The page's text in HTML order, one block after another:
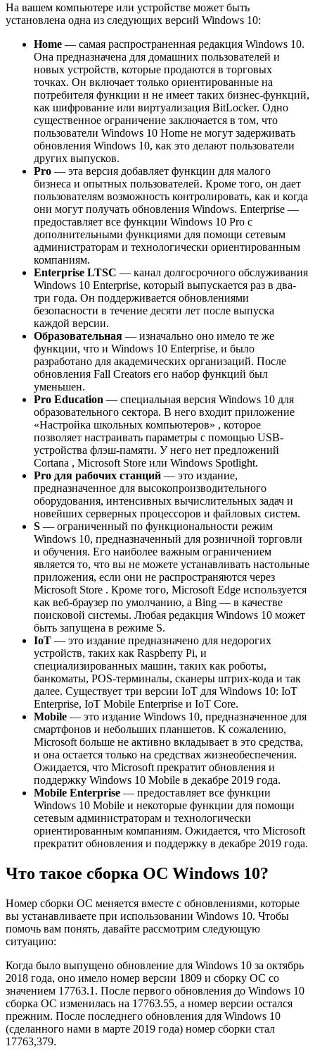
На вашем компьютере или устройстве может быть
установлена ​​одна из следующих версий Windows 10:
Home — самая распространенная редакция Windows 10.
Она предназначена для домашних пользователей и
новых устройств, которые продаются в торговых
точках. Он включает только ориентированные на
потребителя функции и не имеет таких бизнес-функций,
как шифрование или виртуализация BitLocker. Одно
существенное ограничение заключается в том, что
пользователи Windows 10 Home не могут задерживать
обновления Windows 10, как это делают пользователи
других выпусков.
Pro — эта версия добавляет функции для малого
бизнеса и опытных пользователей. Кроме того, он дает
пользователям возможность контролировать, как и когда
они могут получать обновления Windows. Enterprise —
предоставляет все функции Windows 10 Pro с
дополнительными функциями для помощи сетевым
администраторам и технологически ориентированным
компаниям.
Enterprise LTSC — канал долгосрочного обслуживания
Windows 10 Enterprise, который выпускается раз в два-
три года. Он поддерживается обновлениями
безопасности в течение десяти лет после выпуска
каждой версии.
Образовательная — изначально оно имело те же
функции, что и Windows 10 Enterprise, и было
разработано для академических организаций. После
обновления Fall Creators его набор функций был
уменьшен.
Pro Education — специальная версия Windows 10 для
образовательного сектора. В него входит приложение
«Настройка школьных компьютеров» , которое
позволяет настраивать параметры с помощью USB-
устройства флэш-памяти. У него нет предложений
Cortana , Microsoft Store или Windows Spotlight.
Pro для рабочих станций — это издание,
предназначенное для высокопроизводительного
оборудования, интенсивных вычислительных задач и
новейших серверных процессоров и файловых систем.
S — ограниченный по функциональности режим
Windows 10, предназначенный для розничной торговли
и обучения. Его наиболее важным ограничением
является то, что вы не можете устанавливать настольные
приложения, если они не распространяются через
Microsoft Store . Кроме того, Microsoft Edge используется
как веб-браузер по умолчанию, а Bing — в качестве
поисковой системы. Любая редакция Windows 10 может
быть запущена в режиме S.
IoT — это издание предназначено для недорогих
устройств, таких как Raspberry Pi, и
специализированных машин, таких как роботы,
банкоматы, POS-терминалы, сканеры штрих-кода и так
далее. Существует три версии IoT для Windows 10: IoT
Enterprise, IoT Mobile Enterprise и IoT Core.
Mobile — это издание Windows 10, предназначенное для
смартфонов и небольших планшетов. К сожалению,
Microsoft больше не активно вкладывает в это средства,
и она остается только на средствах жизнеобеспечения.
Ожидается, что Microsoft прекратит обновления и
поддержку Windows 10 Mobile в декабре 2019 года.
Mobile Enterprise — предоставляет все функции
Windows 10 Mobile и некоторые функции для помощи
сетевым администраторам и технологически
ориентированным компаниям. Ожидается, что Microsoft
прекратит обновления и поддержку в декабре 2019 года.
Что такое сборка ОС Windows 10?
Номер сборки ОС меняется вместе с обновлениями, которые
вы устанавливаете при использовании Windows 10. Чтобы
помочь вам понять, давайте рассмотрим следующую
ситуацию:
Когда было выпущено обновление для Windows 10 за октябрь
2018 года, оно имело номер версии 1809 и сборку ОС со
значением 17763.1. После первого обновления до Windows 10
сборка ОС изменилась на 17763.55, а номер версии остался
прежним. После последнего обновления для Windows 10
(сделанного нами в марте 2019 года) номер сборки стал
17763,379.